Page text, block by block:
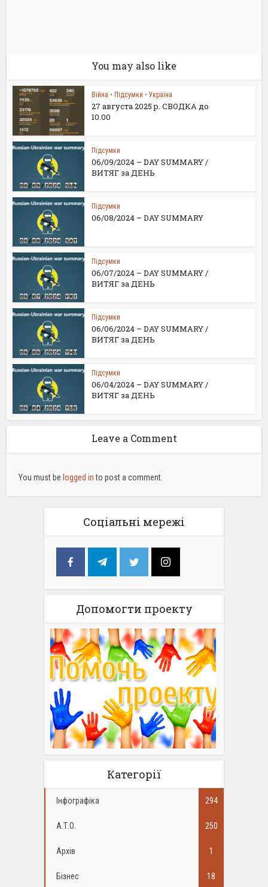
You may also like
Війна • Підсумки • Україна
27 августа 2025 р. СВОДКА до
10.00
Підсумки
06/09/2024 – DAY SUMMARY /
ВИТЯГ за ДЕНЬ
Підсумки
06/08/2024 – DAY SUMMARY
Підсумки
06/07/2024 – DAY SUMMARY /
ВИТЯГ за ДЕНЬ
Підсумки
06/06/2024 – DAY SUMMARY /
ВИТЯГ за ДЕНЬ
Підсумки
06/04/2024 – DAY SUMMARY /
ВИТЯГ за ДЕНЬ
Leave a Comment
You must belogged into post a comment.
Соціальні мережі
Допомогти проекту
Категорії
Інфографіка 294
А.Т.О. 250
Архів 1
Бізнес 18